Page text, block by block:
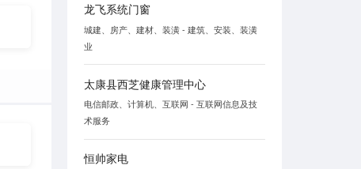
龙飞系统门窗
城建、房产、建材、装潢 - 建筑、安装、装潢
业
太康县西芝健康管理中心
电信邮政、计算机、互联网 - 互联网信息及技
术服务
恒帅家电